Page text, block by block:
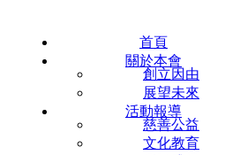
首頁
關於本會
創立因由
展望未來
活動報導
慈善公益
文化教育